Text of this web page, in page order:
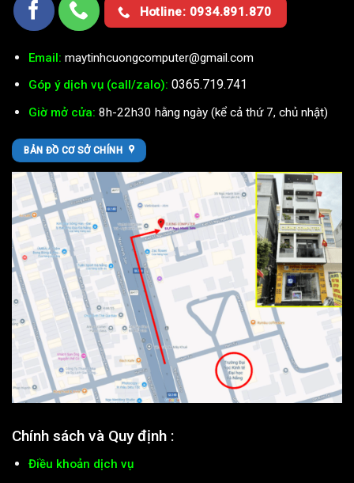
Hotline: 0934.891.870
Email: maytinhcuongcomputer@gmail.com
Góp ý dịch vụ (call/zalo): 0365.719.741
Giờ mở cửa: 8h-22h30 hằng ngày (kể cả thứ 7, chủ nhật)
BẢN ĐỒ CƠ SỞ CHÍNH
Chính sách và Quy định :
Điều khoản dịch vụ